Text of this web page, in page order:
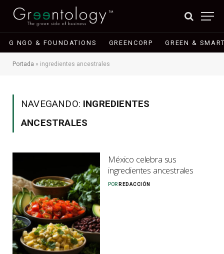
G NGO & FOUNDATIONS GREENCORP GREEN &
Portada » ingredientes ancestrales
NAVEGANDO: INGREDIENTES
ANCESTRALES
México celebra sus
ingredientes ancestrales
POR REDACCIÓN